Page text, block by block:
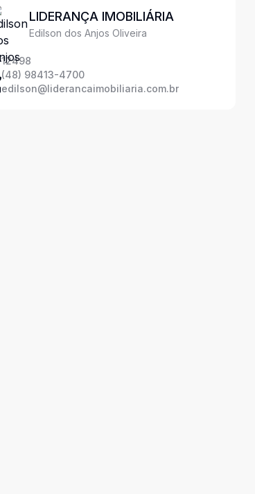
LIDERANÇA IMOBILIÁRIA
Edilson dos Anjos Oliveira
12498
(48) 98413-4700
edilson@liderancaimobiliaria.com.br